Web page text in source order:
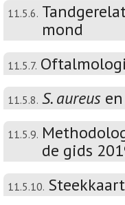
11.5.6.
mond
11.5.7.
11.5.8. S. aureus
11.5.9.
de gids
11.5.10.